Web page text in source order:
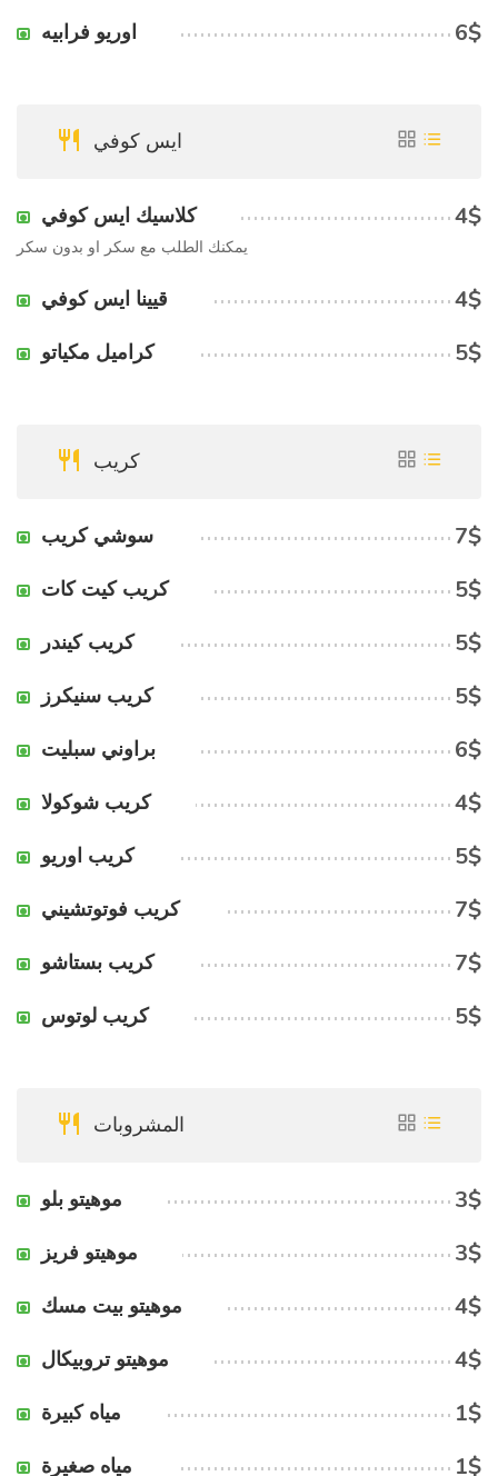
اوريو فرابيه 6$
ايس كوفي
كلاسيك ايس كوفي 4$
يمكنك الطلب مع سكر او بدون سكر
قيينا ايس كوفي 4$
كراميل مكياتو 5$
كريب
سوشي كريب 7$
كريب كيت كات 5$
كريب كيندر 5$
كريب سنيكرز 5$
براوني سبليت 6$
كريب شوكولا 4$
كريب اوريو 5$
كريب فوتوتشيني 7$
كريب بستاشو 7$
كريب لوتوس 5$
المشروبات
موهيتو بلو 3$
موهيتو فريز 3$
موهيتو بيت مسك 4$
موهيتو تروبيكال 4$
مياه كبيرة 1$
مياه صغيرة 1$